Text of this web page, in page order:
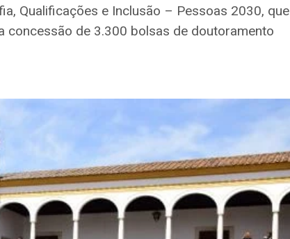
Qualificações e Inclusão – Pessoas 2030, que
concessão de 3.300 bolsas de doutoramento